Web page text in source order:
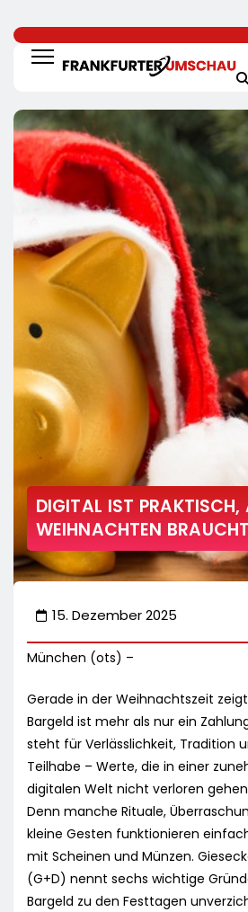
DIGITAL IST PRAKTISCH,
WEIHNACHTEN
15. Dezember 2025
München (ots) –
Gerade in der Weihnachtszeit
Bargeld ist mehr als nur ein
steht für Verlässlichkeit, Tradition
Teilhabe – Werte, die in einer
digitalen Welt nicht verloren
Denn manche Rituale,
kleine Gesten funktionieren
mit Scheinen und Münzen.
(G+D) nennt sechs wichtige
Bargeld zu den Festtagen